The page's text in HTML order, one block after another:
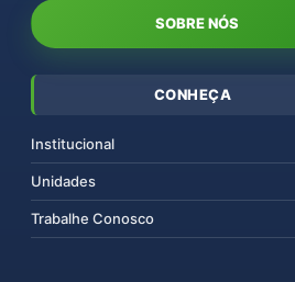
SOBRE NÓS
CONHEÇA
Institucional
Unidades
Trabalhe Conosco